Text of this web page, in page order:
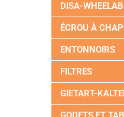
DISA-
ÉCROU À
ENTONNOIRS
FILTRES
GIETART-